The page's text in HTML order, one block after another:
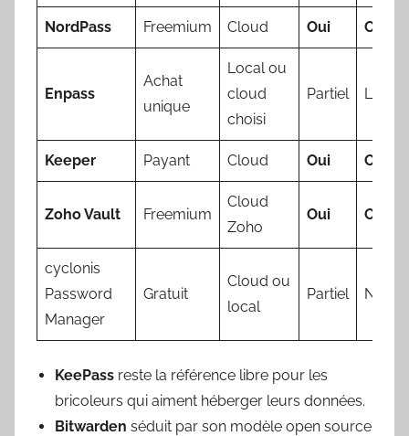
NordPass Freemium Cloud Oui Oui
Enpass
Achat
unique
Local ou
cloud
choisi
Partiel
Keeper Payant Cloud Oui Oui
Zoho Vault Freemium
Cloud
Zoho
Oui Oui
cyclonis
Password
Manager
Gratuit
Cloud ou
local
Partiel Non
KeePass reste la référence libre pour les
bricoleurs qui aiment héberger leurs données.
Bitwarden séduit par son modèle open source